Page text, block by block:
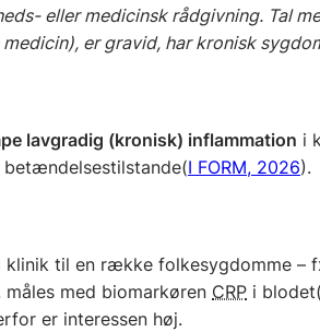
eller medicinsk rådgivning.
er gravid, har kronisk
lavgradig (kronisk) inflammation i
betændelsestilstande(I FORM, 2026).
til en række folkesygdomme
med biomarkøren CRP i blodet(
er interessen høj.